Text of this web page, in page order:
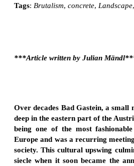
Tags: Brutalism, concrete, Landscape,
***Article written by Julian
Over decades Bad Gastein, a small
deep in the eastern part of the
being one of the most
Europe and was a recurring
society. This cultural upswing
siecle when it soon became the